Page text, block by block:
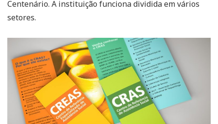
Centenário. A instituição funciona dividida em vários
setores.